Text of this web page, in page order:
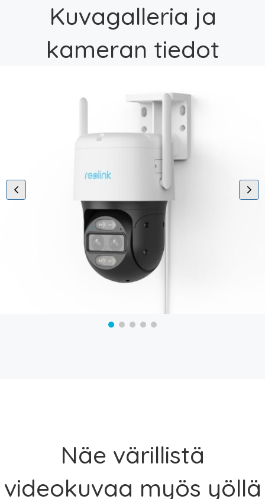
Kuvagalleria ja
kameran tiedot
Näe värillistä
videokuvaa myös yöllä